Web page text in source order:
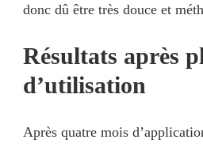
donc dû être très douce et
Résultats après
d’utilisation
Après quatre mois